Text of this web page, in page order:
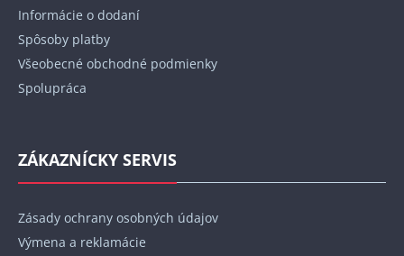
Informácie o dodaní
Spôsoby platby
Všeobecné obchodné podmienky
Spolupráca
ZÁKAZNÍCKY SERVIS
Zásady ochrany osobných údajov
Výmena a reklamácie